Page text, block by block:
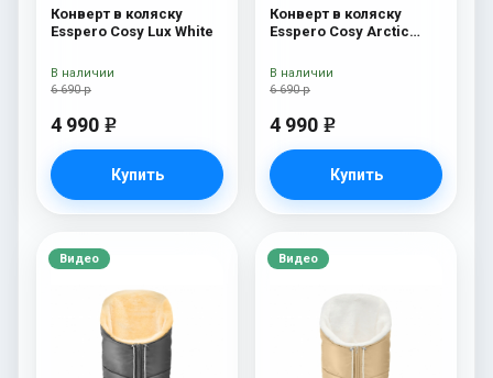
Конверт в коляску
Esspero Cosy Lux White
6 690 р
4 990 e
Купить
В наличии
Конверт в коляску
Esspero Cosy Arctic
6 690 р
4 990 e
Купить
В наличии
Видео Видео